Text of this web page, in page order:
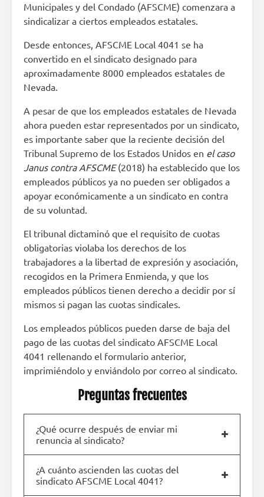
Municipales y del Condado (AFSCME) comenzara a
sindicalizar a ciertos empleados estatales.
Desde entonces, AFSCME Local 4041 se ha
convertido en el sindicato designado para
aproximadamente 8000 empleados estatales de
Nevada.
A pesar de que los empleados estatales de Nevada
ahora pueden estar representados por un sindicato,
es importante saber que la reciente decisión del
Tribunal Supremo de los Estados Unidos en el caso
Janus contra AFSCME(2018) ha establecido que los
empleados públicos ya no pueden ser obligados a
apoyar económicamente a un sindicato en contra
de su voluntad.
El tribunal dictaminó que el requisito de cuotas
obligatorias violaba los derechos de los
trabajadores a la libertad de expresión y asociación,
recogidos en la Primera Enmienda, y que los
empleados públicos tienen derecho a decidir por sí
mismos si pagan las cuotas sindicales.
Los empleados públicos pueden darse de baja del
pago de las cuotas del sindicato AFSCME Local
4041 rellenando el formulario anterior,
imprimiéndolo y enviándolo por correo al sindicato.
Preguntas frecuentes
¿Qué ocurre después de enviar mi
renuncia al sindicato?
¿A cuánto ascienden las cuotas del
sindicato AFSCME Local 4041?